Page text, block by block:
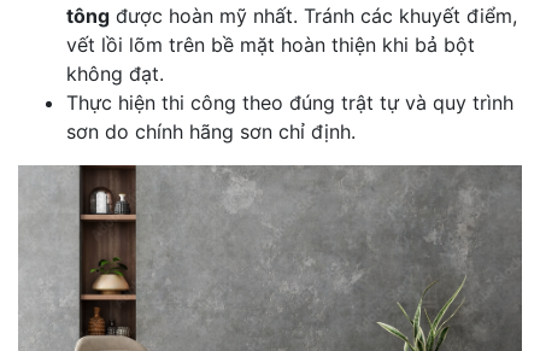
tông được hoàn mỹ nhất. Tránh các khuyết điểm,
vết lồi lõm trên bề mặt hoàn thiện khi bả bột
không đạt.
Thực hiện thi công theo đúng trật tự và quy trình
sơn do chính hãng sơn chỉ định.